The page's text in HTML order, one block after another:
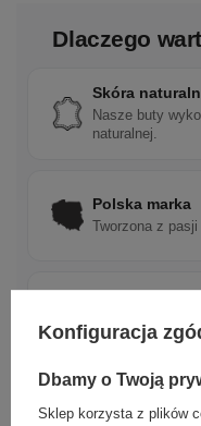
Dlaczego
Skóra
Nasze buty
naturalnej.
Polska marka
Tworzona z
Klasyczne
Szybka wysyłka
Konfiguracja
Dbamy o Twoją
Sklep korzysta z plików